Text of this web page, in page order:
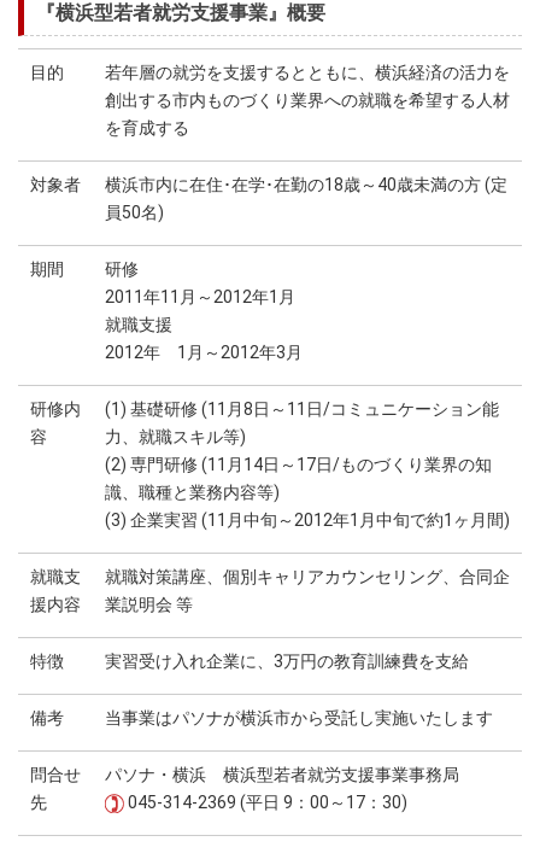
『横浜型若者就労支援事業』概要
目的
若年層の就労を支援するとともに、横浜経済の活力を
創出する市内ものづくり業界への就職を希望する人材
を育成する
対象者
横浜市内に在住･在学･在勤の18歳～40歳未満の方 (定
員50名)
期間
研修
2011年11月～2012年1月
就職支援
2012年 1月～2012年3月
研修内
容
(1) 基礎研修 (11月8日～11日/コミュニケーション能
力、就職スキル等)
(2) 専門研修 (11月14日～17日/ものづくり業界の知
識、職種と業務内容等)
(3) 企業実習 (11月中旬～2012年1月中旬で約1ヶ月間)
就職支
援内容
就職対策講座、個別キャリアカウンセリング、合同企
業説明会 等
特徴 実習受け入れ企業に、3万円の教育訓練費を支給
備考 当事業はパソナが横浜市から受託し実施いたします
問合せ
先
パソナ・横浜 横浜型若者就労支援事業事務局
045-314-2369 (平日 9：00～17：30)